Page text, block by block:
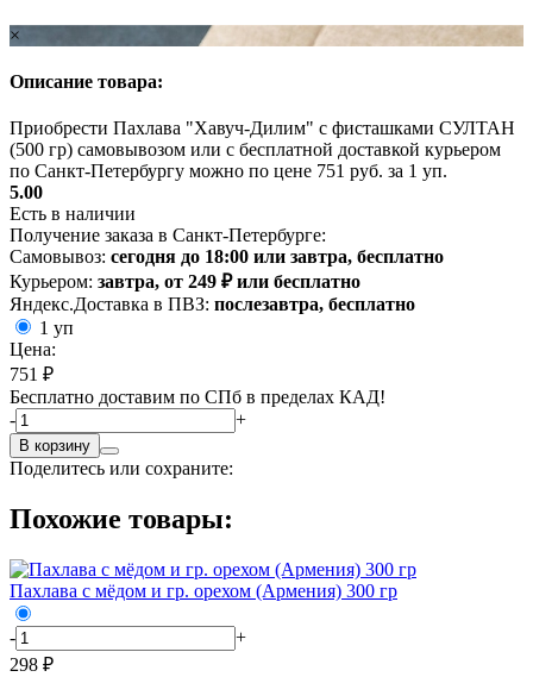
×
Описание товара:
Приобрести Пахлава "Хавуч-Дилим" с фисташками СУЛТАН
(500 гр) самовывозом или с бесплатной доставкой курьером
по Санкт-Петербургу можно по цене 751 руб. за 1 уп.
5.00
Есть в наличии
Получение заказа в Санкт-Петербурге:
Самовывоз: сегодня до 18:00 или завтра, бесплатно
Курьером: завтра, от 249 ₽ или бесплатно
Яндекс.Доставка в ПВЗ: послезавтра, бесплатно
1 уп
Цена:
751 ₽
Бесплатно доставим по СПб в пределах КАД!
-
+
В корзину
Поделитесь или сохраните:
Похожие товары:
Пахлава с мёдом и гр. орехом (Армения) 300 гр
-
+
298 ₽